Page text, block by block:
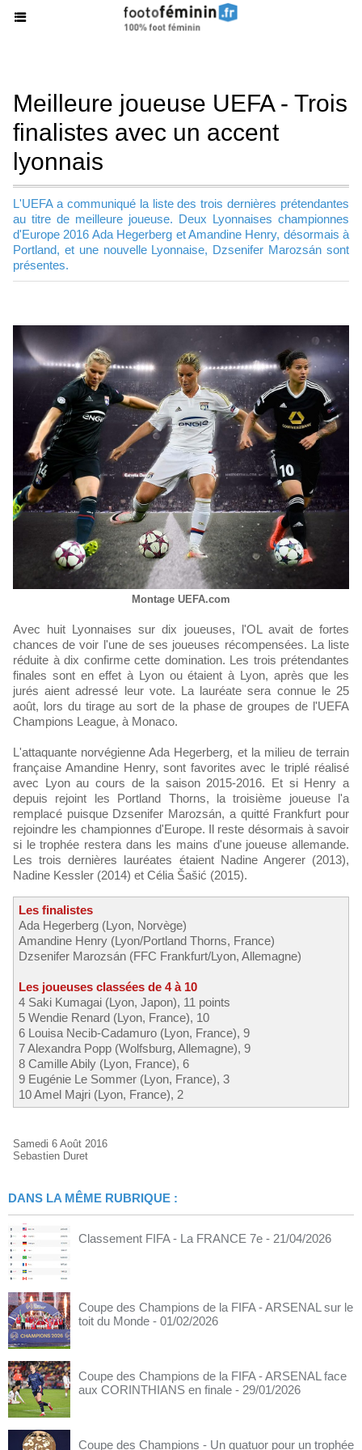
Meilleure joueuse UEFA - Trois
finalistes avec un accent
lyonnais
L'UEFA a communiqué la liste des trois dernières prétendantes
au titre de meilleure joueuse. Deux Lyonnaises championnes
d'Europe 2016 Ada Hegerberg et Amandine Henry, désormais à
Portland, et une nouvelle Lyonnaise, Dzsenifer Marozsán sont
présentes.
Montage UEFA.com
Avec huit Lyonnaises sur dix joueuses, l'OL avait de fortes
chances de voir l'une de ses joueuses récompensées. La liste
réduite à dix confirme cette domination. Les trois prétendantes
finales sont en effet à Lyon ou étaient à Lyon, après que les
jurés aient adressé leur vote. La lauréate sera connue le 25
août, lors du tirage au sort de la phase de groupes de l'UEFA
Champions League, à Monaco.
L'attaquante norvégienne Ada Hegerberg, et la milieu de terrain
française Amandine Henry, sont favorites avec le triplé réalisé
avec Lyon au cours de la saison 2015-2016. Et si Henry a
depuis rejoint les Portland Thorns, la troisième joueuse l'a
remplacé puisque Dzsenifer Marozsán, a quitté Frankfurt pour
rejoindre les championnes d'Europe. Il reste désormais à savoir
si le trophée restera dans les mains d'une joueuse allemande.
Les trois dernières lauréates étaient Nadine Angerer (2013),
Nadine Kessler (2014) et Célia Šašić (2015).
Les finalistes
Ada Hegerberg (Lyon, Norvège)
Amandine Henry (Lyon/Portland Thorns, France)
Dzsenifer Marozsán (FFC Frankfurt/Lyon, Allemagne)
Les joueuses classées de 4 à 10
4 Saki Kumagai (Lyon, Japon), 11 points
5 Wendie Renard (Lyon, France), 10
6 Louisa Necib-Cadamuro (Lyon, France), 9
7 Alexandra Popp (Wolfsburg, Allemagne), 9
8 Camille Abily (Lyon, France), 6
9 Eugénie Le Sommer (Lyon, France), 3
10 Amel Majri (Lyon, France), 2
Samedi 6 Août 2016
Sebastien Duret
DANS LA MÊME RUBRIQUE :
Classement FIFA - La FRANCE 7e - 21/04/2026
Coupe des Champions de la FIFA - ARSENAL sur le
toit du Monde - 01/02/2026
Coupe des Champions de la FIFA - ARSENAL face
aux CORINTHIANS en finale - 29/01/2026
Coupe des Champions - Un quatuor pour un trophée